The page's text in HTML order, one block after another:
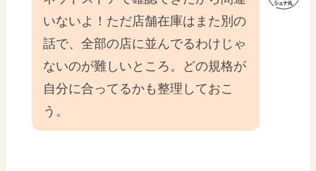
いないよ！ただ店舗在庫はまた別の
話で、全部の店に並んでるわけじゃ
ないのが難しいところ。どの規格が
自分に合ってるかも整理しておこ
う。